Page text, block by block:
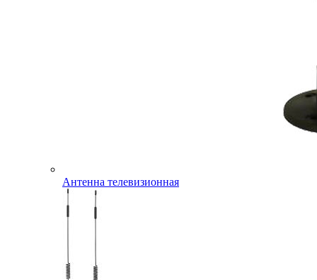
Антенна телевизионная